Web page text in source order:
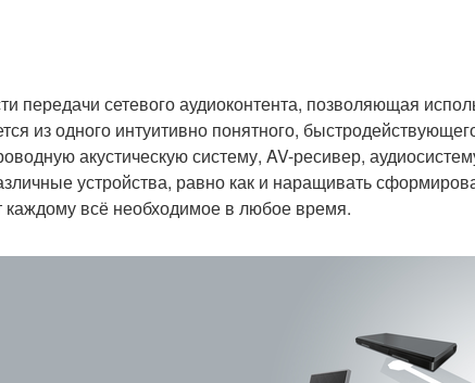
передачи сетевого аудиоконтента, позволяющая
из одного интуитивно понятного,
акустическую систему, AV-ресивер,
устройства, равно как и наращивать
всё необходимое в любое время.